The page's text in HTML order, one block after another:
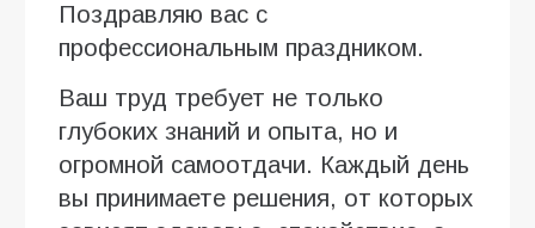
Поздравляю вас с
профессиональным праздником.
Ваш труд требует не только
глубоких знаний и опыта, но и
огромной самоотдачи. Каждый день
вы принимаете решения, от которых